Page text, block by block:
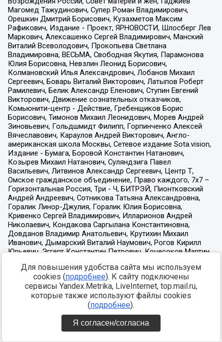
Для повышения удобства сайта мы используем
cookies (подробнее). К сайту подключены
сервисы Yandex.Metrika, LiveInternet, top.mail.ru,
которые также используют файлы cookies
(подробнее).
Я согласен/согласна